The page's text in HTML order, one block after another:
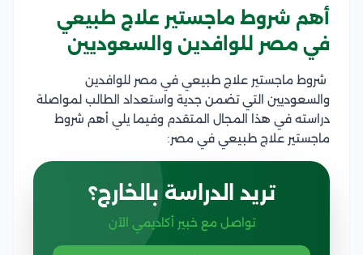
أهم شروط ماجستير علاج طبيعي
في مصر للوافدين والسعوديين
شروط ماجستير علاج طبيعي في مصر للوافدين
والسعوديين التي تضمن جدية واستعداد الطالب لمواصلة
دراسته في هذا المجال المتقدم وفيما يلي أهم شروط
ماجستير علاج طبيعي في مصر:
تريد الدراسة بالخارج؟
تواصل مع خبير أكاديمي الآن